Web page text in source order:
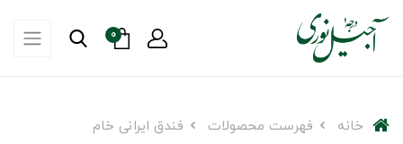
0
خانه فهرست محصولات فندق ایرانی خام